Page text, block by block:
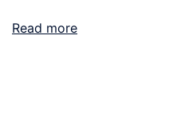
Read more